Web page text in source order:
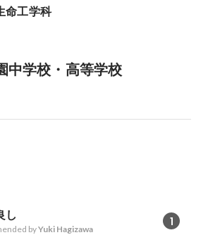
命工学科
中学校・高等学校
し 1
byYuki Hagizawa